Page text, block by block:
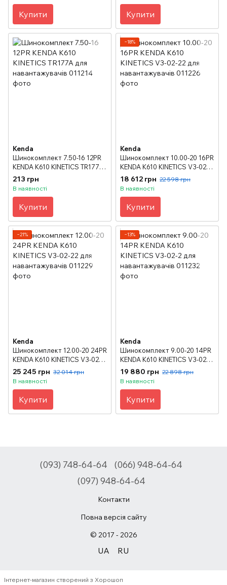
Купити Купити
Kenda
Шинокомплект 7.50-16 12PR
KENDA K610 KINETICS TR177A
для навантажувачів
213 грн
В наявності
Купити
−18%
Kenda
Шинокомплект 10.00-20 16PR
KENDA K610 KINETICS V3-02-
22 для навантажувачів
18 612 грн 22 598 грн
В наявності
Купити
−21%
Kenda
Шинокомплект 12.00-20 24PR
KENDA K610 KINETICS V3-02-
22 для навантажувачів
25 245 грн 32 014 грн
В наявності
Купити
−13%
Kenda
Шинокомплект 9.00-20 14PR
KENDA K610 KINETICS V3-02-2
для навантажувачів
19 880 грн 22 898 грн
В наявності
Купити
(093) 748-64-64
(066) 948-64-64
(097) 948-64-64
Контакти
Повна версія сайту
© 2017 - 2026
UA RU
Інтернет-магазин створений з Хорошоп